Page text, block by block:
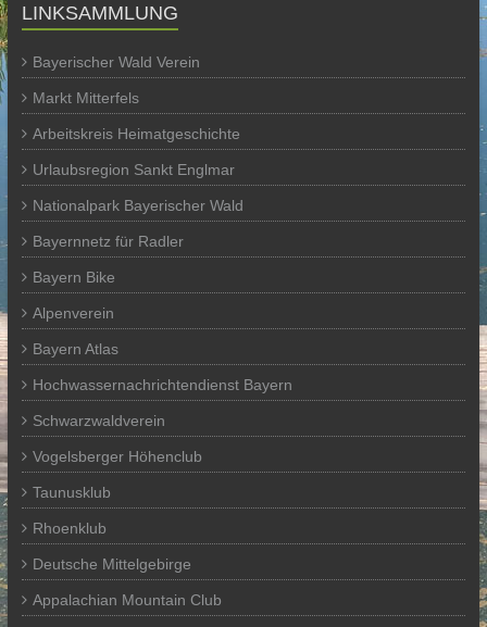
LINKSAMMLUNG
Bayerischer Wald Verein
Markt Mitterfels
Arbeitskreis Heimatgeschichte
Urlaubsregion Sankt Englmar
Nationalpark Bayerischer Wald
Bayernnetz für Radler
Bayern Bike
Alpenverein
Bayern Atlas
Hochwassernachrichtendienst Bayern
Schwarzwaldverein
Vogelsberger Höhenclub
Taunusklub
Rhoenklub
Deutsche Mittelgebirge
Appalachian Mountain Club